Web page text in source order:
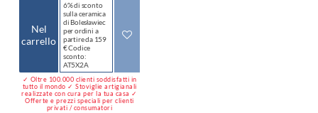
Nel
carrello
6% di sconto
sulla ceramica
di Bolesławiec
per ordini a
partire da 159
€ Codice
sconto:
AT5X2A
✓ Oltre 100.000 clienti soddisfatti in
tutto il mondo ✓ Stoviglie artigianali
realizzate con cura per la tua casa ✓
Offerte e prezzi speciali per clienti
privati / consumatori